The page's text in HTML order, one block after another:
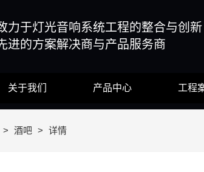
关于我们 产品中心 工程
力于灯光音响系统工程的整合与创新
进的方案解决商与产品服务商
> 酒吧 > 详情